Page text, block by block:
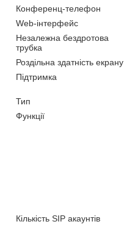
Конференц-телефон
Web-інтерфейс
Незалежна бездротова
трубка
Роздільна здатність екрану
Підтримка
Тип
Функції
Кількість SIP акаунтів